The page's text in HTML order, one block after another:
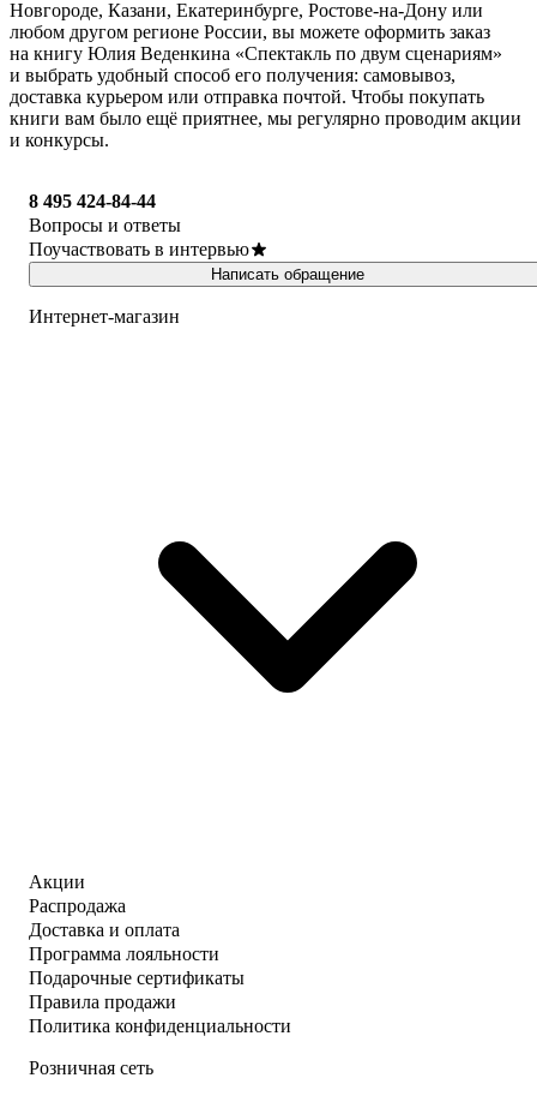
Новгороде, Казани, Екатеринбурге, Ростове-на-Дону или
любом другом регионе России, вы можете оформить заказ
на книгу Юлия Веденкина «Спектакль по двум сценариям»
и выбрать удобный способ его получения: самовывоз,
доставка курьером или отправка почтой. Чтобы покупать
книги вам было ещё приятнее, мы регулярно проводим акции
и конкурсы.
8 495 424-84-44
Вопросы и ответы
Поучаствовать в интервью
Написать обращение
Интернет-магазин
Акции
Распродажа
Доставка и оплата
Программа лояльности
Подарочные сертификаты
Правила продажи
Политика конфиденциальности
Розничная сеть